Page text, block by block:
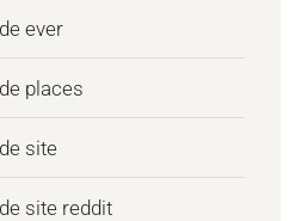
ever
places
site
site reddit